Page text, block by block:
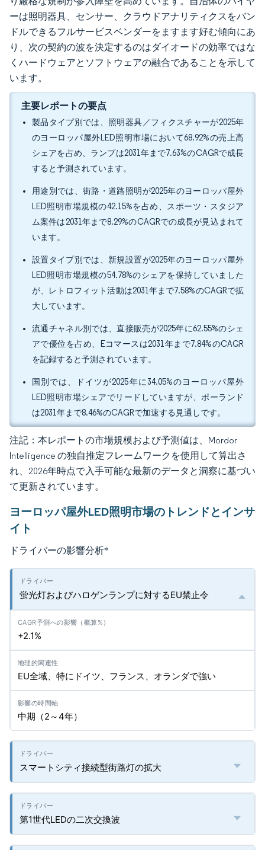
ーは照明器具、センサー、クラウドアナリティクスをバン
ドルできるフルサービスベンダーをますます好む傾向にあ
り、次の契約の波を決定するのはダイオードの効率ではな
くハードウェアとソフトウェアの融合であることを示して
います。
主要レポートの要点
製品タイプ別では、照明器具／フィクスチャーが2025年
のヨーロッパ屋外LED照明市場において68.92%の売上高
シェアを占め、ランプは2031年まで7.63%のCAGRで成長
すると予測されています。
用途別では、街路・道路照明が2025年のヨーロッパ屋外
LED照明市場規模の42.15%を占め、スポーツ・スタジア
ム案件は2031年まで8.29%のCAGRでの成長が見込まれて
います。
設置タイプ別では、新規設置が2025年のヨーロッパ屋外
LED照明市場規模の54.78%のシェアを保持していました
が、レトロフィット活動は2031年まで7.58%のCAGRで拡
大しています。
流通チャネル別では、直接販売が2025年に62.55%のシェ
アで優位を占め、Eコマースは2031年まで7.84%のCAGR
を記録すると予測されています。
国別では、ドイツが2025年に34.05%のヨーロッパ屋外
LED照明市場シェアでリードしていますが、ポーランド
は2031年まで8.46%のCAGRで加速する見通しです。
注記：本レポートの市場規模および予測値は、Mordor
Intelligence の独自推定フレームワークを使用して算出さ
れ、2026年時点で入手可能な最新のデータと洞察に基づい
て更新されています。
ヨーロッパ屋外LED照明市場のトレンドとインサ
イト
ドライバーの影響分析*
蛍光灯およびハロゲンランプに対するEU禁止令
+2.1%
EU全域、特にドイツ、フランス、オランダで強い
中期（2～4年）
スマートシティ接続型街路灯の拡大
第1世代LEDの二次交換波